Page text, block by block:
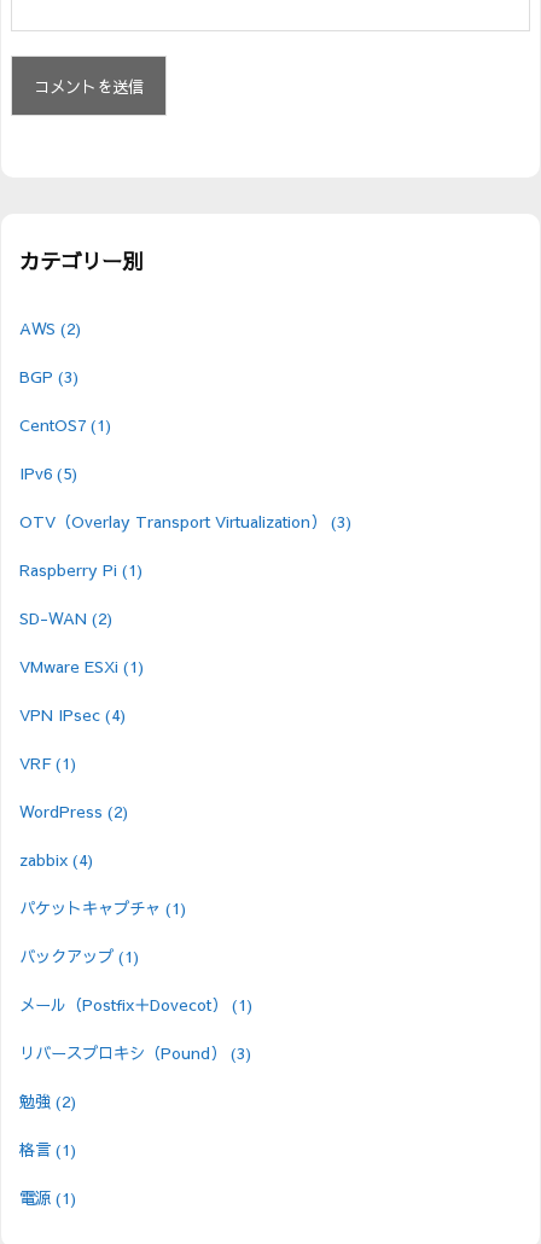
カテゴリー別
AWS (2)
BGP (3)
CentOS7 (1)
IPv6 (5)
OTV（Overlay Transport Virtualization） (3)
Raspberry Pi (1)
SD-WAN (2)
VMware ESXi (1)
VPN IPsec (4)
VRF(1)
WordPress (2)
zabbix (4)
パケットキャプチャ (1)
バックアップ (1)
メール（Postfix＋Dovecot） (1)
リバースプロキシ（Pound） (3)
勉強 (2)
格言 (1)
電源 (1)